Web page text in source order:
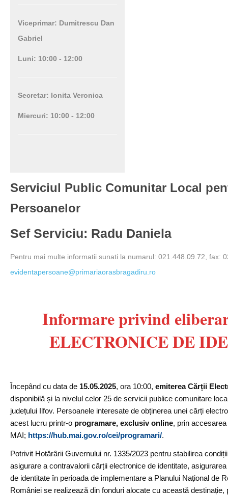
Viceprimar: Dumitrescu Dan
Gabriel
Luni: 10:00 - 12:00
Secretar: Ionita Veronica
Miercuri: 10:00 - 12:00
Serviciul Public Comunitar Local
Persoanelor
Sef Serviciu: Radu Daniela
Pentru mai multe informatii sunati la numarul: 021.448.09.72, fax:
evidentapersoane@primariaorasbragadiru.ro
Informare privind
ELECTRONICE DE
Începând cu data de 15.05.2025, ora 10:00, emiterea Cărții
disponibilă și la nivelul celor 25 de servicii publice comunitare
județului Ilfov. Persoanele interesate de obținerea unei cărți
acest lucru printr-o programare, exclusiv online, prin
MAI; https://hub.mai.gov.ro/cei/programari/.
Potrivit Hotărârii Guvernului nr. 1335/2023 pentru stabilirea
asigurare a contravalorii cărții electronice de identitate,
de identitate în perioada de implementare a Planului Național de
României se realizează din fonduri alocate cu această destinație,